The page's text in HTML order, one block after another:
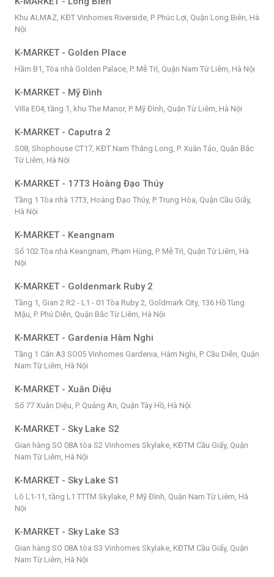
Khu ALMAZ, KĐT Vinhomes Riverside, P. Phúc Lợi, Quận Long Biên, Hà
Nội
K-MARKET - Golden Place
Hầm B1, Tòa nhà Golden Palace, P. Mễ Trì, Quận Nam Từ Liêm, Hà Nội
K-MARKET - Mỹ Đình
Villa E04, tầng 1, khu The Manor, P. Mỹ Đình, Quận Từ Liêm, Hà Nội
K-MARKET - Caputra 2
S08, Shophouse CT17, KĐT Nam Thăng Long, P. Xuân Tảo, Quận Bắc
Từ Liêm, Hà Nội
K-MARKET - 17T3 Hoàng Đạo Thúy
Tầng 1 Tòa nhà 17T3, Hoàng Đạo Thúy, P. Trung Hòa, Quận Cầu Giấy,
Hà Nội
K-MARKET - Keangnam
Số 102 Tòa nhà Keangnam, Phạm Hùng, P. Mễ Trì, Quận Từ Liêm, Hà
Nội
K-MARKET - Goldenmark Ruby 2
Tầng 1, Gian 2 R2 - L1 - 01 Tòa Ruby 2, Goldmark City, 136 Hồ Tùng
Mậu, P. Phú Diễn, Quận Bắc Từ Liêm, Hà Nội
K-MARKET - Gardenia Hàm Nghi
Tầng 1 Căn A3 SO05 Vinhomes Gardenia, Hàm Nghi, P. Cầu Diễn, Quận
Nam Từ Liêm, Hà Nội
K-MARKET - Xuân Diệu
Số 77 Xuân Diệu, P. Quảng An, Quận Tây Hồ, Hà Nội
K-MARKET - Sky Lake S2
Gian hàng SO 08A tòa S2 Vinhomes Skylake, KĐTM Cầu Giấy, Quận
Nam Từ Liêm, Hà Nội
K-MARKET - Sky Lake S1
Lô L1-11, tầng L1 TTTM Skylake, P. Mỹ Đình, Quận Nam Từ Liêm, Hà
Nội
K-MARKET - Sky Lake S3
Gian hàng SO 08A tòa S3 Vinhomes Skylake, KĐTM Cầu Giấy, Quận
Nam Từ Liêm, Hà Nội